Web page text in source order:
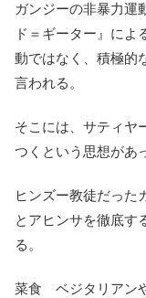
ガンジーの非暴力運
ド＝ギーター』によ
動ではなく、積極的
言われる。
そこには、サティ
つくという思想があ
ヒンズー教徒だった
とアヒンサを徹底す
る。
菜食 ベジタリアン